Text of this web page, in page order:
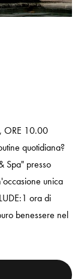
ORE 10.00
quotidiana?
Spa" presso
unica
ora di
benessere nel